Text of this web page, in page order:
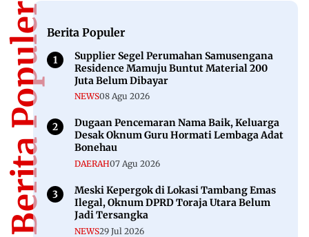
Berita PopulerBerita Populer
Supplier Segel Perumahan Samusengana
Residence Mamuju Buntut Material 200
Juta Belum Dibayar
NEWS08 Agu 2026
Dugaan Pencemaran Nama Baik, Keluarga
Desak Oknum Guru Hormati Lembaga Adat
Bonehau
DAERAH07 Agu 2026
Meski Kepergok di Lokasi Tambang Emas
Ilegal, Oknum DPRD Toraja Utara Belum
Jadi Tersangka
NEWS29 Jul 2026